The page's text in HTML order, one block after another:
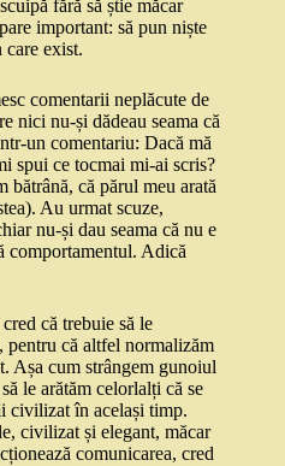
fără să știe măcar
important: să pun niște
exist.
comentarii neplăcute de
nici nu-și dădeau seama că
un comentariu: Dacă mă
spui ce tocmai mi-ai scris?
bătrână, că părul meu arată
Au urmat scuze,
nu-și dau seama că nu e
comportamentul. Adică
că trebuie să le
pentru că altfel normalizăm
Așa cum strângem gunoiul
le arătăm celorlalți că se
civilizat în același timp.
civilizat și elegant, măcar
comunicarea, cred